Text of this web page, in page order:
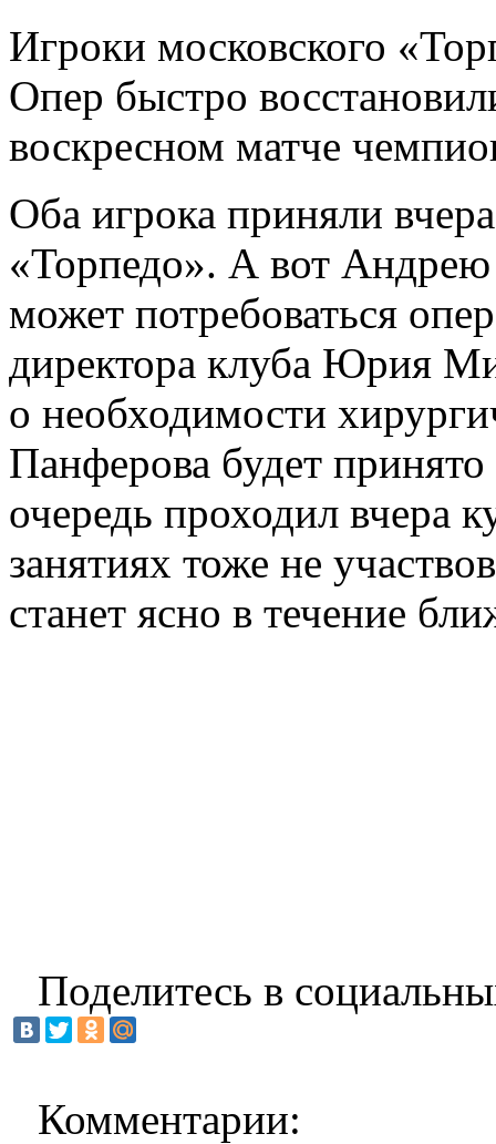
Игроки московского
Опер быстро
воскресном матче
Оба игрока приняли
«Торпедо». А вот
может потребоваться
директора клуба Юрия
о необходимости
Панферова будет
очередь проходил вчера
занятиях тоже не
станет ясно в течение
Поделитесь в
Комментарии: